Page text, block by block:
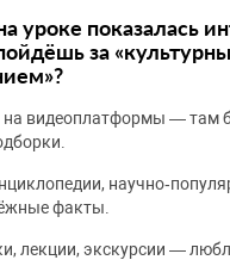
уроке показалась
за
на видеоплатформы — там
факты.
лекции, экскурсии —